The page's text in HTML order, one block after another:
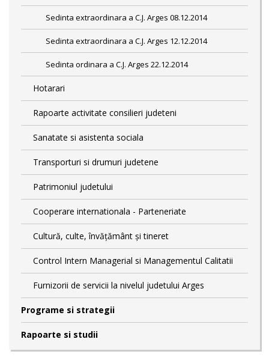
Sedinta extraordinara a C.J. Arges 08.12.2014
Sedinta extraordinara a C.J. Arges 12.12.2014
Sedinta ordinara a C.J. Arges 22.12.2014
Hotarari
Rapoarte activitate consilieri judeteni
Sanatate si asistenta sociala
Transporturi si drumuri judetene
Patrimoniul judetului
Cooperare internationala - Parteneriate
Cultură, culte, învățământ și tineret
Control Intern Managerial si Managementul Calitatii
Furnizorii de servicii la nivelul judetului Arges
Programe si strategii
Rapoarte si studii